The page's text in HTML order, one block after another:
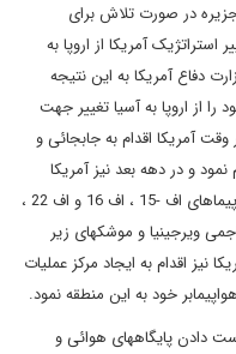
در صورت تلاش برای
آمریکا از اروپا به
دانست. بر همین اساس در سال 1999 وزارت دفاع آمریکا به این نتیجه
را از اروپا به آسیا تغییر جهت
جمهور وقت آمریکا اقدام به جابجائی و
و در دهه بعد نیز آمریکا
سیستم سلاحهای پیشرفته خود را از جمله هواپیماهای اف -15 ، اف 16 و اف 22 ،
ویرجینیا و موشکهای زیر
نیز اقدام به ایجاد مرکز عملیات
خود به این منطقه نمود.
از دست دادن پایگاههای هوائی و